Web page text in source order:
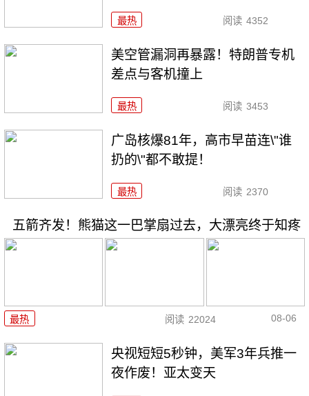
最热 阅读 4352
美空管漏洞再暴露！特朗普专机
差点与客机撞上
最热 阅读 3453
广岛核爆81年，高市早苗连\"谁
扔的\"都不敢提！
最热 阅读 2370
五箭齐发！熊猫这一巴掌扇过去，大漂亮终于知疼
最热 阅读 22024 08-06
央视短短5秒钟，美军3年兵推一
夜作废！亚太变天